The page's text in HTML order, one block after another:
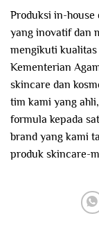
Produksi in-house
yang inovatif dan
mengikuti
Kementerian
skincare dan
tim kami yang
formula kepada
brand yang kami
produk skincare-